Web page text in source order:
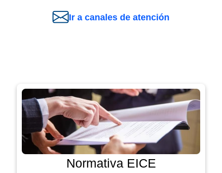
Ir a canales de atención
Normativa EICE